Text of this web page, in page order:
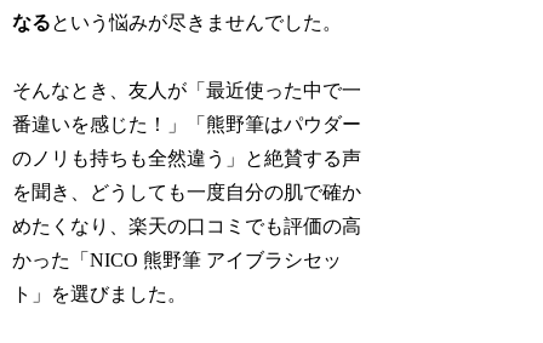
なるという悩みが尽きませんでした。
そんなとき、友人が「最近使った中で一
番違いを感じた！」「熊野筆はパウダー
のノリも持ちも全然違う」と絶賛する声
を聞き、どうしても一度自分の肌で確か
めたくなり、楽天の口コミでも評価の高
かった「NICO 熊野筆 アイブラシセッ
ト」を選びました。